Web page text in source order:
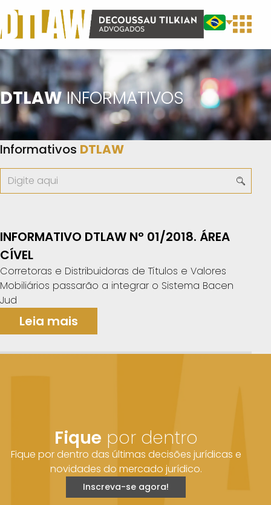
DTLAWINFORMATIVOS
Informativos DTLAW
INFORMATIVO DTLAW Nº 01/2018. ÁREA
CÍVEL
Corretoras e Distribuidoras de Títulos e Valores
Mobiliários passarão a integrar o Sistema Bacen
Jud
Leia mais
Fique por dentro
Fique por dentro das últimas decisões jurídicas e
novidades do mercado jurídico.
Inscreva-se agora!